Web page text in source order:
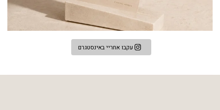
עקבו אחריי באינסטגרם